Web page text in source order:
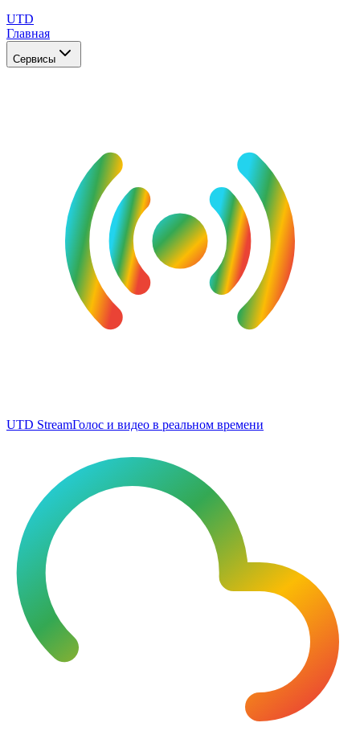
UTD
Главная
Сервисы
UTD StreamГолос и видео в реальном времени